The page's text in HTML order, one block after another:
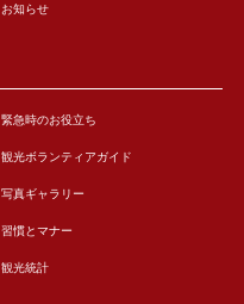
お知らせ
緊急時のお役立ち
観光ボランティアガイド
写真ギャラリー
習慣とマナー
観光統計